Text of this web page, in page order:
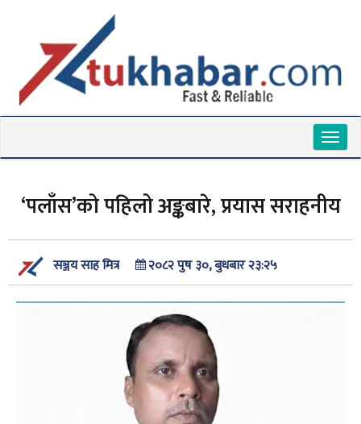
‘पलाँस’को पहिलो अङ्कबारे, प्रयास सराहनीय
सञ्जय साह मित्र २०८२ पुष ३०, बुधबार २३:२५